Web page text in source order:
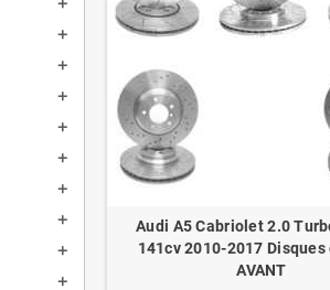
Audi A5 Cabriolet 2.0
141cv 2010-2017 Disques
AVANT